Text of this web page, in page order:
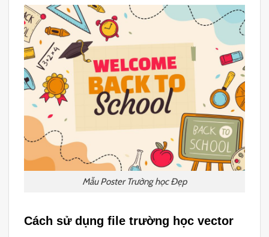
Mẫu Poster Trường học Đẹp
Cách sử dụng file trường học vector